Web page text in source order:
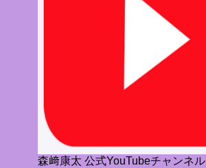
森﨑康太 公式YouTubeチャンネル